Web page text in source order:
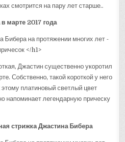
смотрится на пару лет старше..
марте 2017 года
Джастин существенно укоротил
Собственно, такой короткой у него
этому платиновый светлый цвет
напоминает легендарную прическу
стрижка Джастина Бибера